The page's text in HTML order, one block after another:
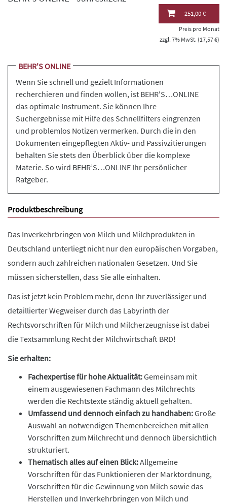
251,00 €
Preis pro Monat
zzgl. 7% MwSt. (17,57 €)
BEHR'S ONLINE
Wenn Sie schnell und gezielt Informationen
recherchieren und finden wollen, ist BEHR'S…ONLINE
das optimale Instrument. Sie können Ihre
Suchergebnisse mit Hilfe des Schnellfilters eingrenzen
und problemlos Notizen vermerken. Durch die in den
Dokumenten eingepflegten Aktiv- und Passivzitierungen
behalten Sie stets den Überblick über die komplexe
Materie. So wird BEHR’S…ONLINE Ihr persönlicher
Ratgeber.
Produktbeschreibung
Das Inverkehrbringen von Milch und Milchprodukten in
Deutschland unterliegt nicht nur den europäischen Vorgaben,
sondern auch zahlreichen nationalen Gesetzen. Und Sie
müssen sicherstellen, dass Sie alle einhalten.
Das ist jetzt kein Problem mehr, denn Ihr zuverlässiger und
detaillierter Wegweiser durch das Labyrinth der
Rechtsvorschriften für Milch und Milcherzeugnisse ist dabei
die Textsammlung Recht der Milchwirtschaft BRD!
Sie erhalten:
Fachexpertise für hohe Aktualität:Gemeinsam mit
einem ausgewiesenen Fachmann des Milchrechts
werden die Rechtstexte ständig aktuell gehalten.
Umfassend und dennoch einfach zu handhaben:Große
Auswahl an notwendigen Themenbereichen mit allen
Vorschriften zum Milchrecht und dennoch übersichtlich
strukturiert.
Thematisch alles auf einen Blick:Allgemeine
Vorschriften für das Funktionieren der Marktordnung,
Vorschriften für die Gewinnung von Milch sowie das
Herstellen und Inverkehrbringen von Milch und